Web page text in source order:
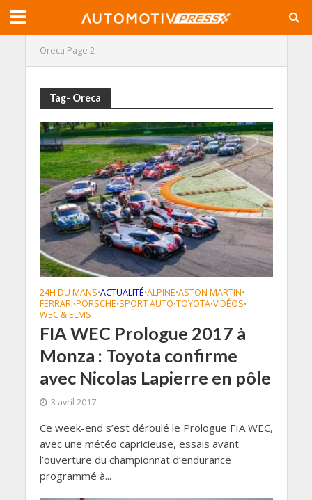
Oreca Page 2
Tag- Oreca
24H DU MANS•ACTUALITÉ•ALPINE•ASTON MARTIN•
FERRARI•PORSCHE•SPORT AUTO•TOYOTA•VIDÉOS•
WEC & ELMS
FIA WEC Prologue 2017 à
Monza : Toyota confirme
avec Nicolas Lapierre en pôle
3 avril 2017
Ce week-end s’est déroulé le Prologue FIA WEC,
avec une météo capricieuse, essais avant
l’ouverture du championnat d’endurance
programmé à...